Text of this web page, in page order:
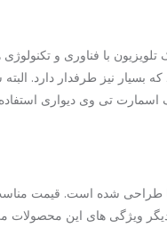
تلویزیون با فناوری و
نیز طرفدار دارد.
تی وی دیواری
طراحی شده است. قیمت مناسب
ویژگی های این محصولات می‌